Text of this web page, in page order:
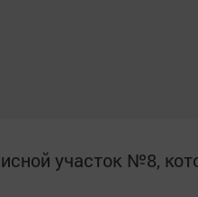
участок №8,